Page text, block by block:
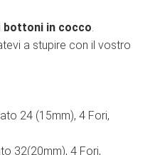
bottoni in cocco.
a stupire con il vostro
24 (15mm), 4 Fori,
32(20mm), 4 Fori,